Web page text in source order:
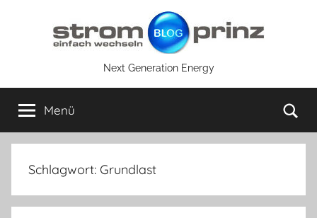
Next Generation Energy
Menü
Schlagwort: Grundlast